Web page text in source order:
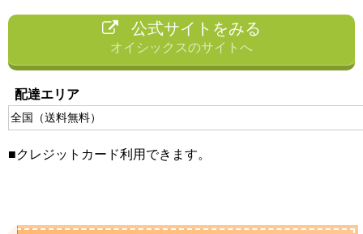
公式サイトをみる
オイシックスのサイトへ
配達エリア
全国（送料無料）
■クレジットカード利用できます。